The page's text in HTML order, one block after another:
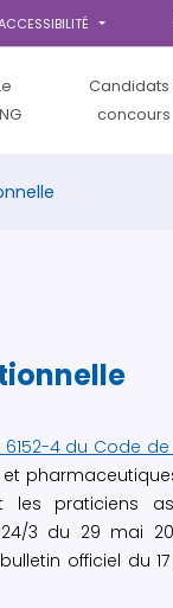
concours
6152-4 du Code
praticiens
2024/3 du 29
officiel du